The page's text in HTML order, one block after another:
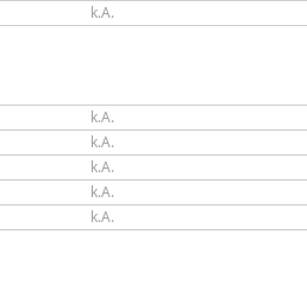
k.A.
k.A.
k.A.
k.A.
k.A.
k.A.